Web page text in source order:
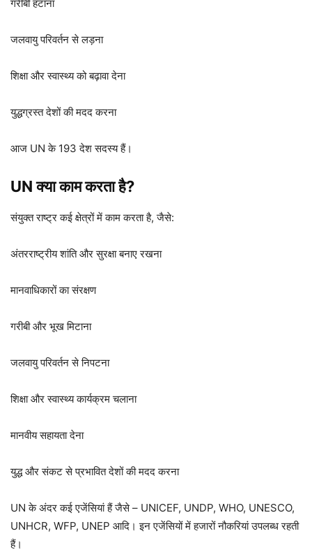
गरीबी हटाना
जलवायु परिवर्तन से लड़ना
शिक्षा और स्वास्थ्य को बढ़ावा देना
युद्धग्रस्त देशों की मदद करना
आज UN के 193 देश सदस्य हैं।
UN क्या काम करता है?
संयुक्त राष्ट्र कई क्षेत्रों में काम करता है, जैसे:
अंतरराष्ट्रीय शांति और सुरक्षा बनाए रखना
मानवाधिकारों का संरक्षण
गरीबी और भूख मिटाना
जलवायु परिवर्तन से निपटना
शिक्षा और स्वास्थ्य कार्यक्रम चलाना
मानवीय सहायता देना
युद्ध और संकट से प्रभावित देशों की मदद करना
UN के अंदर कई एजेंसियां हैं जैसे – UNICEF, UNDP, WHO, UNESCO,
UNHCR, WFP, UNEP आदि। इन एजेंसियों में हजारों नौकरियां उपलब्ध रहती
हैं।